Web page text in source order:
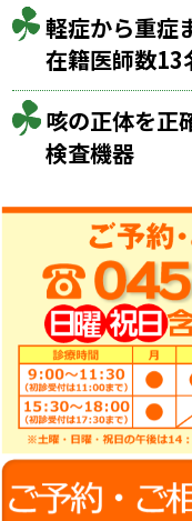
軽症から重症
在籍医師数13
咳の正体を正
検査機器